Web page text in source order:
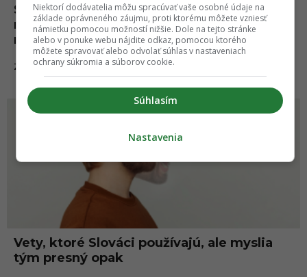
Skibidi, delulu a ďalšie moderné slová
mieria do slovníka. Jazykovedci reagujú
na meniacu sa hovorovú reč
ZÁBAVA
Vety, ktoré Slováci používajú, ale myslia
tým presný opak
Niektorí dodávatelia môžu spracúvať vaše osobné údaje na
základe oprávneného záujmu, proti ktorému môžete vzniesť
námietku pomocou možností nižšie. Dole na tejto stránke
alebo v ponuke webu nájdite odkaz, pomocou ktorého
môžete spravovať alebo odvolať súhlas v nastaveniach
ochrany súkromia a súborov cookie.
Súhlasím
Nastavenia